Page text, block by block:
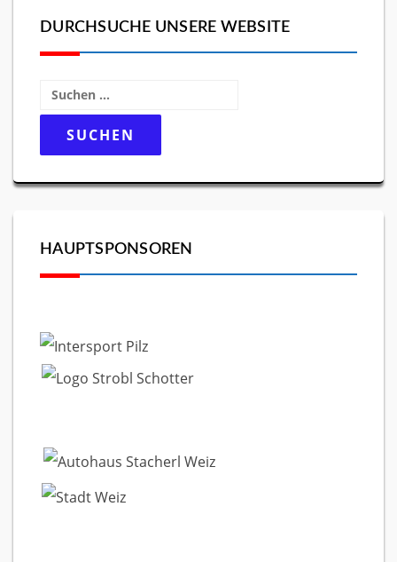
DURCHSUCHE UNSERE WEBSITE
Suchen
nach:
HAUPTSPONSOREN